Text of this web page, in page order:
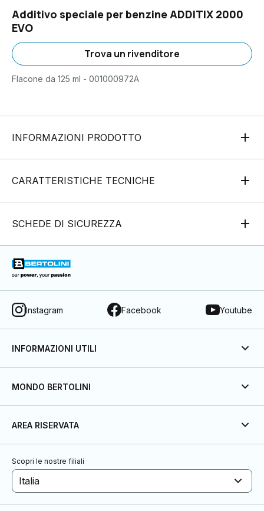
Additivo speciale per benzine ADDITIX 2000
EVO
Trova un rivenditore
Flacone da 125 ml - 001000972A
INFORMAZIONI PRODOTTO
CARATTERISTICHE TECNICHE
SCHEDE DI SICUREZZA
Instagram Facebook Youtube
INFORMAZIONI UTILI
MONDO BERTOLINI
AREA RISERVATA
Scopri le nostre filiali
Italia